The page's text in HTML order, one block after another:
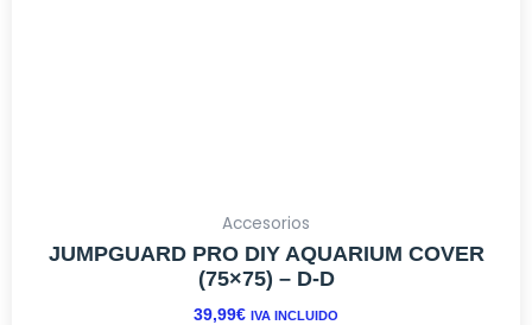
Accesorios
JUMPGUARD PRO DIY AQUARIUM COVER
(75×75) – D-D
39,99€ IVA INCLUIDO